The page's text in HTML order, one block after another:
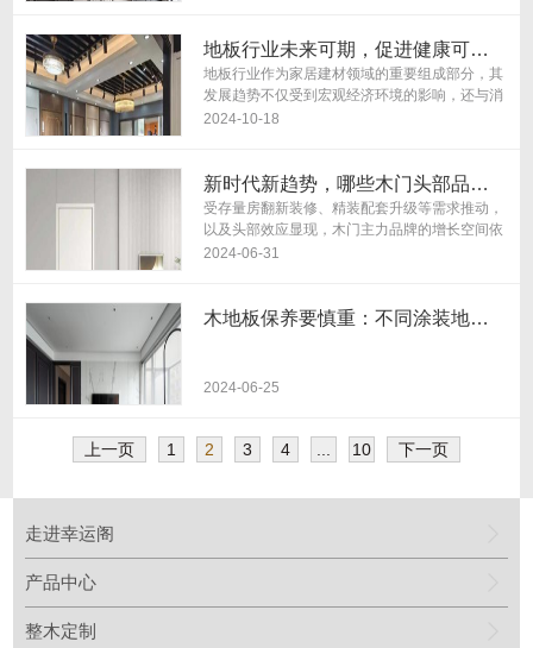
地板行业未来可期，促进健康可持续发展
地板行业作为家居建材领域的重要组成部分，其
发展趋势不仅受到宏观经济环境的影响，还与消
费者需求、技术创新、环保政策等多方面因素密
2024-10-18
新时代新趋势，哪些木门头部品牌正在引领行业加速变革？
受存量房翻新装修、精装配套升级等需求推动，
以及头部效应显现，木门主力品牌的增长空间依
然较大。 而在这些头部品牌的带动之下，木门行
2024-06-31
木地板保养要慎重：不同涂装地板用对应的保养产品
2024-06-25
上一页 1 2 3 4 10 下一页
走进幸运阁
产品中心
整木定制